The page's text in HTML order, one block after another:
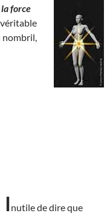
la force
véritable
Inutile de dire que